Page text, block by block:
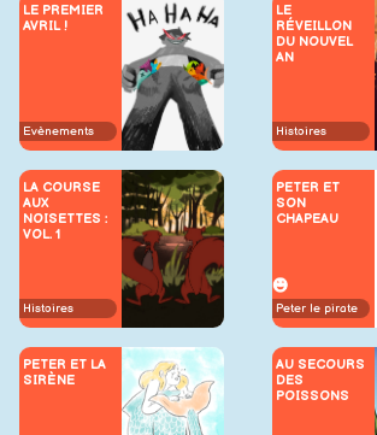
LE PREMIER
AVRIL !
Evènements
LE
RÉVEILLON
DU NOUVEL
AN
Histoires
LA COURSE
AUX
NOISETTES :
VOL. 1
Histoires
PETER ET
SON
CHAPEAU
Peter le pirate
PETER ET LA
SIRÈNE
AU SECOURS
DES
POISSONS